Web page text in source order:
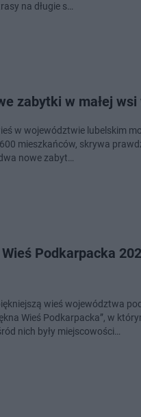
na długie s…
zabytki w małej
lubelskim może zaskoczyć niejednego turystę. Choć liczy
mieszkańców, skrywa
nowe zabyt…
Podkarpacka
wieś województwa
Wieś Podkarpacka”, w
nich były miejscowości…